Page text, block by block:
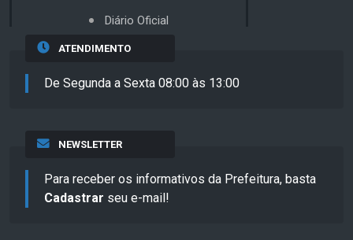
Diário Oficial
ATENDIMENTO
De Segunda a Sexta 08:00 às 13:00
NEWSLETTER
Para receber os informativos da Prefeitura, basta
Cadastrar seu e-mail!